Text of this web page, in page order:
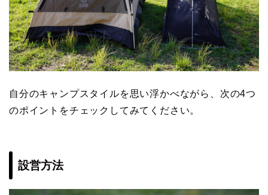
自分のキャンプスタイルを思い浮かべながら、次の4つ
のポイントをチェックしてみてください。
設営方法